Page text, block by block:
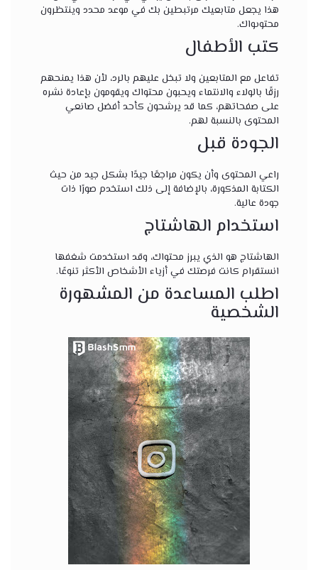
هذا يجعل متابعيك مرتبطين بك في موعد محدد وينتظرون
محتوىواك.
كتب الأطفال
تفاعل مع المتابعين ولا تبخل عليهم بالرد، لأن هذا يمنحهم
رزقًا بالولاء والانتماء ويحبون محتواك ويقومون بإعادة نشره
على صفحاتهم، كما قد يرشحون كأحد أفضل صانعي
المحتوى بالنسبة لهم.
الجودة قبل
راعي المحتوى وأن يكون مراجعًا جيدًا بشكل جيد من حيث
الكتابة المذكورة، بالإضافة إلى ذلك استخدم صورًا ذات
جودة عالية.
استخدام الهاشتاج
الهاشتاج هو الذي يبرز محتواك، وقد استخدمت شغفها
انستقرام كانت فرصتك في أزياء الأشخاص الأكثر تنوعًا.
اطلب المساعدة من المشهورة
الشخصية